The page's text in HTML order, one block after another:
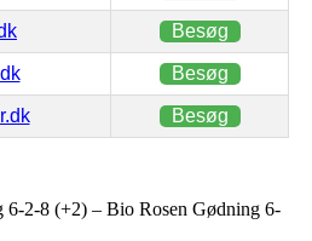
Besøg
Besøg
Besøg
6-2-8 (+2) – Bio Rosen Gødning 6-